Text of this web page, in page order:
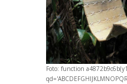
Foto: function